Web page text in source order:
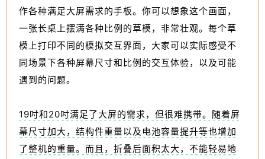
作各种满足大屏需求的手板。你可以想象这个画面，
一张长桌上摆满各种比例的草模，非常壮观。每个草
模上打印不同的模拟交互界面，大家可以实际感受不
同场景下各种屏幕尺寸和比例的交互体验，以及可能
遇到的问题。
19吋和20吋满足了大屏的需求，但很难携带。随着屏
幕尺寸加大，结构件重量以及电池容量提升等也增加
了整机的重量。而且，折叠后面积太大，不能轻易地